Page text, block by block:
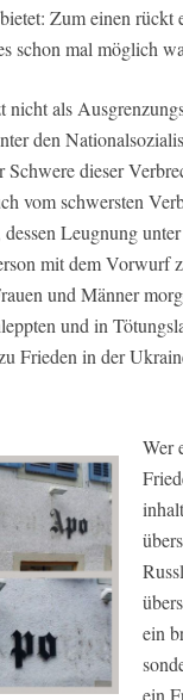
Zum einen
schon mal möglich
als
den
Schwere dieser
vom schwersten
Leugnung
mit dem Vorwurf
und Männer
und in
Frieden in der
Wer
ein
ein